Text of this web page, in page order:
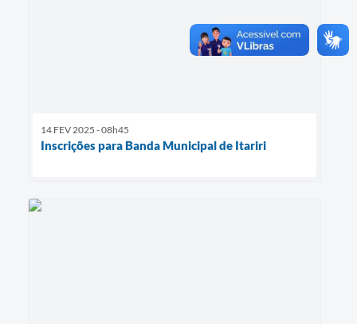
14 FEV 2025 - 08h45
Inscrições para Banda Municipal de Itariri